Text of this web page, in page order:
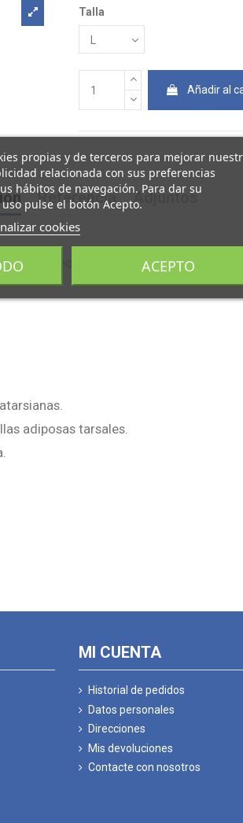
Talla
Añadir al
Referencia Adjuntos
2º, recubierta de tela quirúrgica
adiposas tarsales.
MI CUENTA
Historial de pedidos
Datos personales
Direcciones
Mis devoluciones
Contacte con nosotros
propias y de terceros para mejorar
relacionada con sus preferencias
hábitos de navegación. Para dar su
pulse el botón Acepto.
cookies
ACEPTO